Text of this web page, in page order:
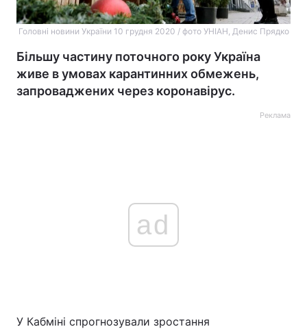
Головні новини України 10 грудня 2020 / фото УНІАН, Денис Прядко
Більшу частину поточного року Україна
живе в умовах карантинних обмежень,
запроваджених через коронавірус.
Реклама
ad
У Кабміні спрогнозували зростання